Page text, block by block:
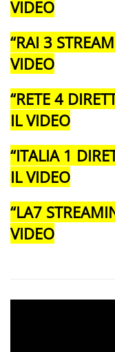
VIDEO
“RAI 3
VIDEO
“RETE 4
IL VIDEO
“ITALIA 1
IL VIDEO
“LA7
VIDEO